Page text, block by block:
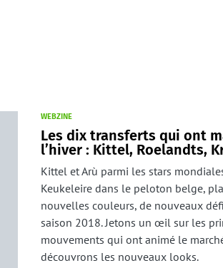
WEBZINE
Les dix transferts qui ont
l’hiver : Kittel, Roelandts,
Kittel et Arù parmi les stars
Keukeleire dans le peloton belge,
nouvelles couleurs, de nouveaux
saison 2018. Jetons un œil sur les
mouvements qui ont animé le
découvrons les nouveaux looks.